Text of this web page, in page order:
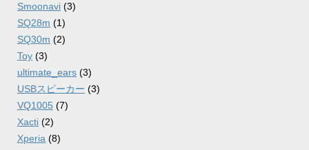
Smoonavi (3)
SQ28m (1)
SQ30m (2)
Toy (3)
ultimate_ears (3)
USBスピーカー (3)
VQ1005 (7)
Xacti (2)
Xperia (8)